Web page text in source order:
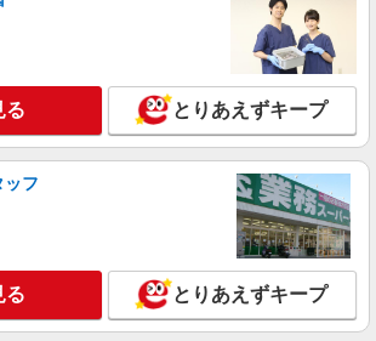
） 月収例:300830円＝1340円×8時間×21日勤務
場合＋残業代（月20時間の場合）、交通費、深
夜手当別途支給 ※交通費実費支給／当社規定あ
。
茨城県古河市 ≪無料駐車場完備≫マイカー通
詳細を見る
小山支店（小山事業所）/SPOY239581
仕分け・ピッキング・梱包・検品
時給1300円 ※交通費実費支給／当社規定あ
。
茨城県結城郡八千代町平塚
る とりあえずキープ
ッフ
る とりあえずキープ